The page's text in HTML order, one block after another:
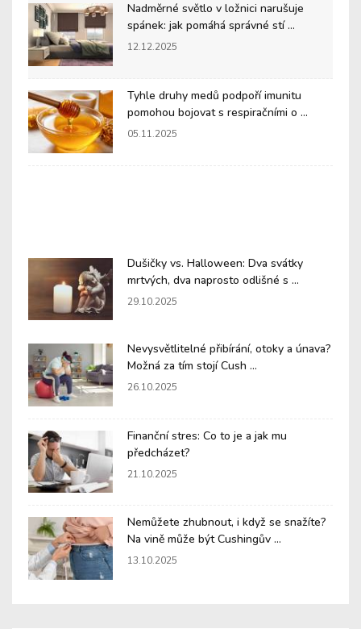
Nadměrné světlo v ložnici narušuje
spánek: jak pomáhá správné stí ...
12.12.2025
Tyhle druhy medů podpoří imunitu
pomohou bojovat s respiračními o ...
05.11.2025
Dušičky vs. Halloween: Dva svátky
mrtvých, dva naprosto odlišné s ...
29.10.2025
Nevysvětlitelné přibírání, otoky a únava?
Možná za tím stojí Cush ...
26.10.2025
Finanční stres: Co to je a jak mu
předcházet?
21.10.2025
Nemůžete zhubnout, i když se snažíte?
Na vině může být Cushingův ...
13.10.2025